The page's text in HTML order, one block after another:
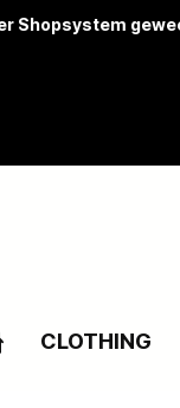
Shopsystem
CLOTHING